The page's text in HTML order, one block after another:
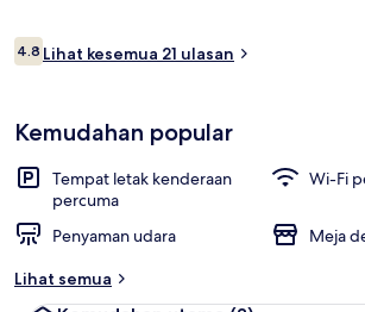
Ulasan
4.84.8 daripada 10
Lihat kesemua 21 ulasan
Kemudahan popular
Tempat letak kenderaan
percuma
Wi-Fi
Penyaman udara
Meja
Lihat semua